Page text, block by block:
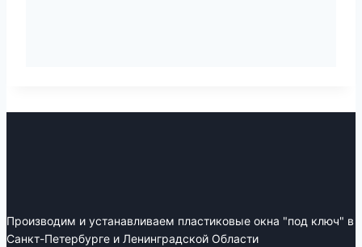
Производим и устанавливаем пластиковые окна "под ключ" в
Санкт-Петербурге и Ленинградской Области